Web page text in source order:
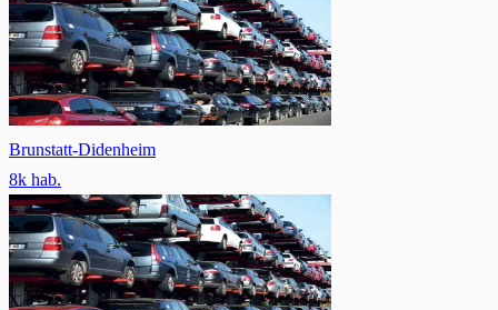
Brunstatt-Didenheim
8k hab.